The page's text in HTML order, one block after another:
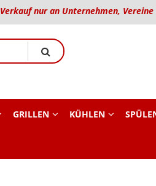
Verkauf nur an Unternehmen,
GRILLEN KÜHLEN